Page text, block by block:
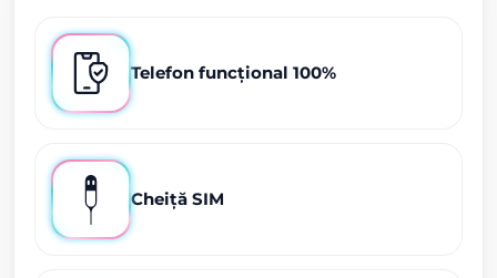
Telefon funcțional 100%
Cheiță SIM